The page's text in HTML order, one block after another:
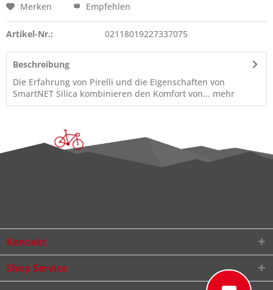
Merken Empfehlen
Artikel-Nr.: 02118019227337075
Beschreibung
Die Erfahrung von Pirelli und die Eigenschaften von
SmartNET Silica kombinieren den Komfort von... mehr
Kontakt
Shop Service